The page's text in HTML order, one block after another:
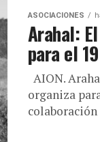
ASOCIACIONES
Arahal:
para el
AION.
organiza